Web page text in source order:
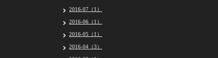
2016-07（1）
2016-06（1）
2016-05（1）
2016-04（3）